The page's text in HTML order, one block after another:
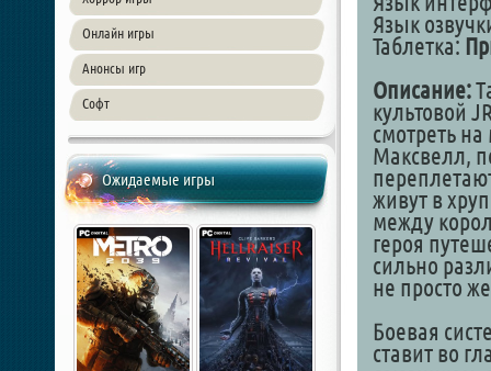
Онлайн игры
Анонсы игр
Софт
Ожидаемые игры
Язык
Таблетка:
Описание:
культовой
смотреть
Максвелл,
живут в
между
героя
сильно
не просто
Боевая
ставит во